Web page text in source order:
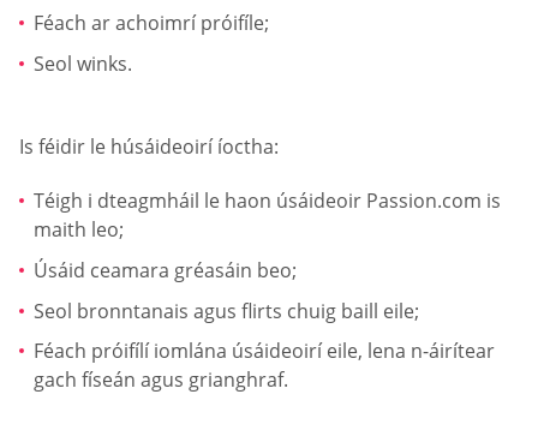
Féach ar achoimrí próifíle;
Seol winks.
Is féidir le húsáideoirí íoctha:
Téigh i dteagmháil le haon úsáideoir Passion.com is
maith leo;
Úsáid ceamara gréasáin beo;
Seol bronntanais agus flirts chuig baill eile;
Féach próifílí iomlána úsáideoirí eile, lena n-áirítear
gach físeán agus grianghraf.